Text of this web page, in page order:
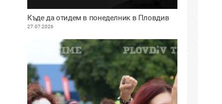
Къде да отидем в понеделник в Пловдив
27.07.2026